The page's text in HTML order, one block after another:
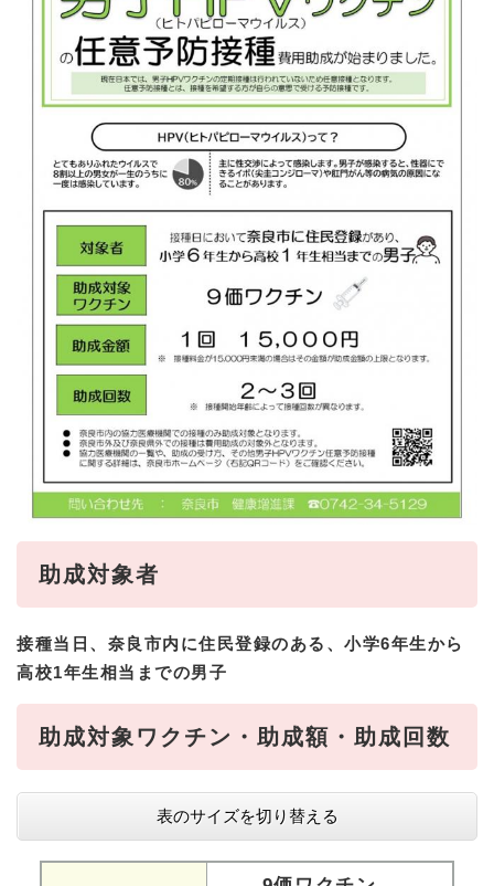
助成対象者
接種当日、奈良市内に住民登録のある、小学6年生から
高校1年生相当までの男子
助成対象ワクチン・助成額・助成回数​
表のサイズを切り替える